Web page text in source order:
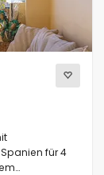
für 4